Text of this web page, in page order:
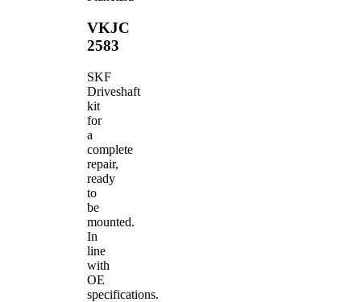
VKJC
2583
SKF
Driveshaft
kit
for
a
complete
repair,
ready
to
be
mounted.
In
line
with
OE
specifications.